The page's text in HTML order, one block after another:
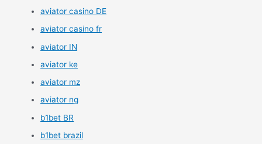
aviator casino DE
aviator casino fr
aviator IN
aviator ke
aviator mz
aviator ng
b1bet BR
b1bet brazil